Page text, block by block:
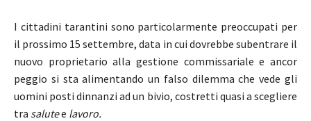
I cittadini tarantini sono particolarmente preoccupati per
il prossimo 15 settembre, data in cui dovrebbe subentrare il
nuovo proprietario alla gestione commissariale e ancor
peggio si sta alimentando un falso dilemma che vede gli
uomini posti dinnanzi ad un bivio, costretti quasi a scegliere
tra salutee lavoro.